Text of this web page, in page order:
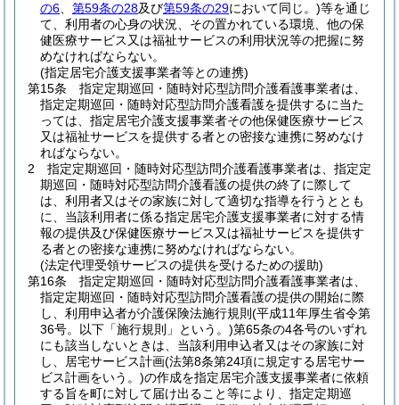
の6
第59条の28及び第59条の29において同じ。)等を通じ
て、利用者の心身の状況、その置かれている環境、他の保
健医療サービス又は福祉サービスの利用状況等の把握に努
めなければならない。
(指定居宅介護支援事業者等との連携)
第15条
指定定期巡回・随時対応型訪問介護看護事業者は、
指定定期巡回・随時対応型訪問介護看護を提供するに当た
っては、指定居宅介護支援事業者その他保健医療サービス
又は福祉サービスを提供する者との密接な連携に努めなけ
ればならない。
2
指定定期巡回・随時対応型訪問介護看護事業者は、指定定
期巡回・随時対応型訪問介護看護の提供の終了に際して
は、利用者又はその家族に対して適切な指導を行うととも
に、当該利用者に係る指定居宅介護支援事業者に対する情
報の提供及び保健医療サービス又は福祉サービスを提供す
る者との密接な連携に努めなければならない。
(法定代理受領サービスの提供を受けるための援助)
第16条
指定定期巡回・随時対応型訪問介護看護事業者は、
指定定期巡回・随時対応型訪問介護看護の提供の開始に際
し、利用申込者が介護保険法施行規則 (平成11年厚生省令第
36号。以下「施行規則」という。)第65条の4各号のいずれ
にも該当しないときは、当該利用申込者又はその家族に対
し、居宅サービス計画(法第8条第24項に規定する居宅サー
ビス計画をいう。)の作成を指定居宅介護支援事業者に依頼
する旨を町に対して届け出ること等により、指定定期巡